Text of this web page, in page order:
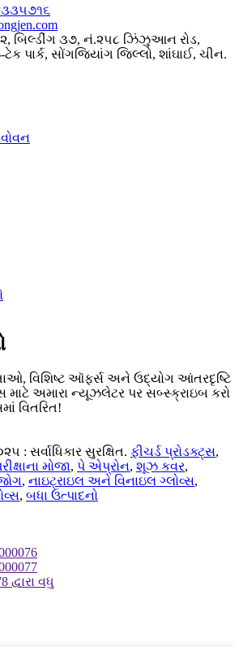
બિલ્ડીંગ ૩૭, નં.૨૫૮ ઝિંઝુઆન રોડ,
પાર્ક, સોંગજિયાંગ જિલ્લો, શાંઘાઈ, ચીન.
વિશિષ્ટ ઑફર્સ અને ઉદ્યોગ આંતરદૃષ્ટિ
અમારા ન્યૂઝલેટર પર સબ્સ્ક્રાઇબ કરો
વિતરિત!
: સર્વાધિકાર સુરક્ષિત. ફીચર્ડ પ્રોડક્ટ્સ,
મોજા, પે એપ્રોન, શૂઝ કવર,
, નાઇટ્રાઇલ અને વિનાઇલ ગ્લોવ્સ,
, બધા ઉત્પાદનો